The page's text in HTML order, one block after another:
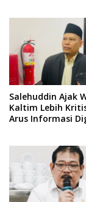
Salehuddin Ajak
Kaltim Lebih
Arus Informasi